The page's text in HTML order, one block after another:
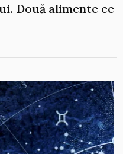
Două alimente ce